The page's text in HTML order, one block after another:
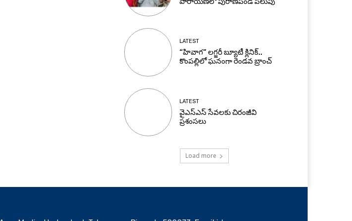
LATEST
“హివాగ” లగ్జరీ బ్యూటీ క్లినిక్..
కొంపల్లిలో ఘనంగా రెండవ బ్రాంచ్
LATEST
వైఎస్ఎస్ సేవలకు చిరంజీవి
ప్రశంసలు
Load more